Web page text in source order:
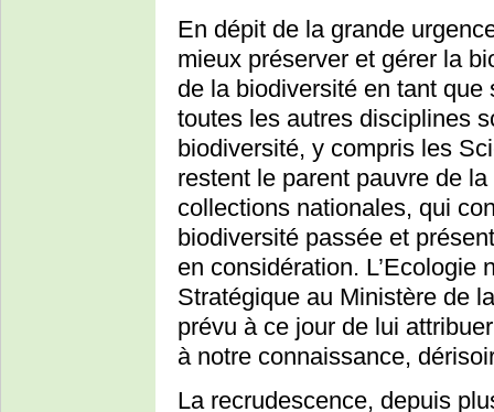
En dépit de la grande
mieux préserver et gérer la
de la biodiversité en tant que
toutes les autres disciplines
biodiversité, y compris les
restent le parent pauvre de
collections nationales, qui
biodiversité passée et
en considération. L’Ecologie
Stratégique au Ministère de
prévu à ce jour de lui
à notre connaissance,
La recrudescence, depuis